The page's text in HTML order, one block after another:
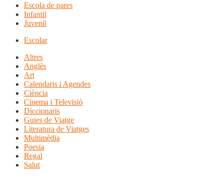
Escola de pares
Infantil
Juvenil
Escolar
Altres
Anglès
Art
Calendaris i Agendes
Ciència
Cinema i Televisió
Diccionaris
Guies de Viatge
Literatura de Viatges
Multimèdia
Poesia
Regal
Salut